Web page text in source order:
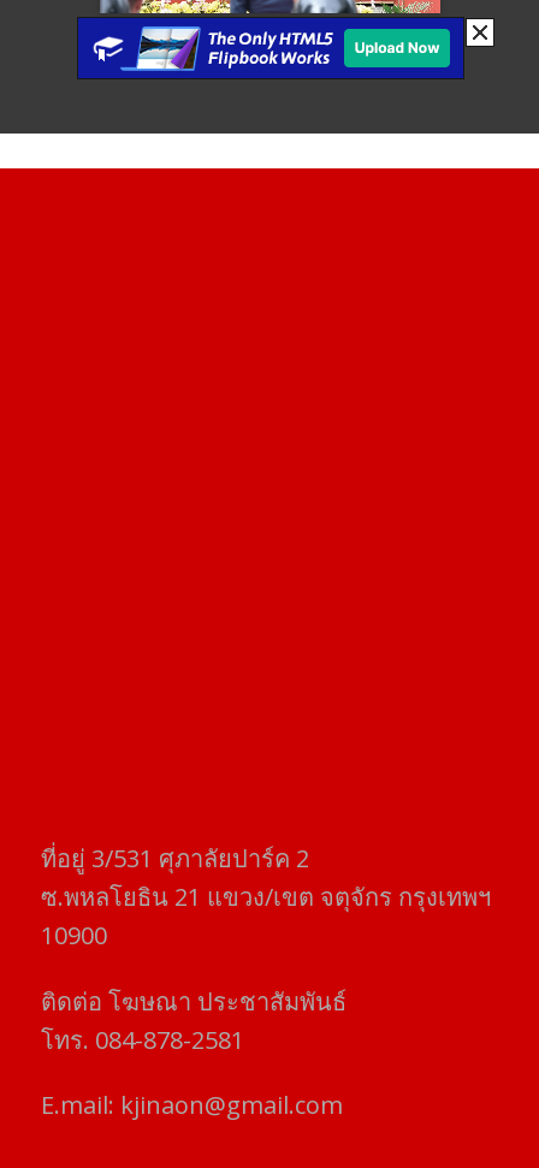
ที่อยู่​ 3/531​ ศุภาลัยปาร์ค​ 2
ซ.พหลโยธิน​ 21​ แขวง/เขต​ จตุจักร​ กรุงเทพฯ
10900
ติดต่อ​ โฆษณา​ ประชาสัมพันธ์
โทร​. 084-878-2581
E.mail: kjinaon@gmail.com